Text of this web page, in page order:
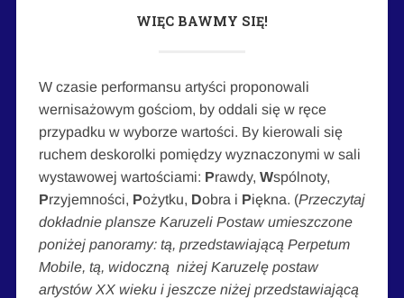
WIĘC BAWMY SIĘ!
W czasie performansu artyści proponowali
wernisażowym gościom, by oddali się w ręce
przypadku w wyborze wartości. By kierowali się
ruchem deskorolki pomiędzy wyznaczonymi w sali
wystawowej wartościami: Prawdy, Wspólnoty,
Przyjemności, Pożytku, Dobra i Piękna. (Przeczytaj
dokładnie plansze Karuzeli Postaw umieszczone
poniżej panoramy: tą, przedstawiającą Perpetum
Mobile, tą, widoczną niżej Karuzelę postaw
artystów XX wieku i jeszcze niżej przedstawiającą